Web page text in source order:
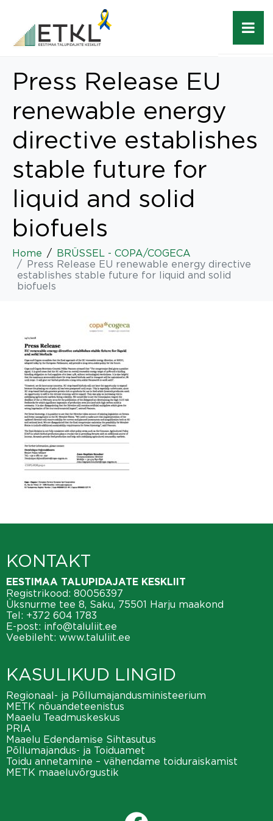
Press Release EU
renewable energy
directive establishes
stable future for
liquid and solid
biofuels
Home
BRÜSSEL - COPA/COGECA
Press Release EU renewable energy directive
establishes stable future for liquid and solid
biofuels
KONTAKT
EESTIMAA TALUPIDAJATE KESKLIIT
Registrikood: 80056397
Üksnurme tee 8, Saku, 75501 Harju maakond
Tel: +372 604 1783
E-post: info@taluliit.ee
Veebileht: www.taluliit.ee
KASULIKUD LINGID
Regionaal- ja Põllumajandusministeerium
METK nõuandeteenistus
Maaelu Teadmuskeskus
PRIA
Maaelu Edendamise Sihtasutus
Põllumajandus- ja Toiduamet
Toidu annetamine – vähendame toiduraiskamist
METK maaeluvõrgustik